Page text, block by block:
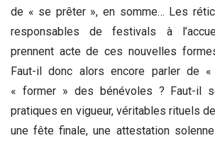
de « se prêter », en somme… Les
responsables de festivals à
prennent acte de ces nouvelles
Faut-il donc alors encore parler de
« former » des bénévoles ? Faut-il
pratiques en vigueur, véritables rituels
une fête finale, une attestation